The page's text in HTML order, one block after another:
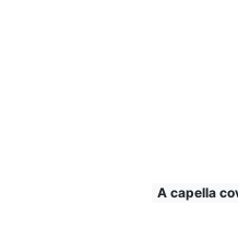
A capella